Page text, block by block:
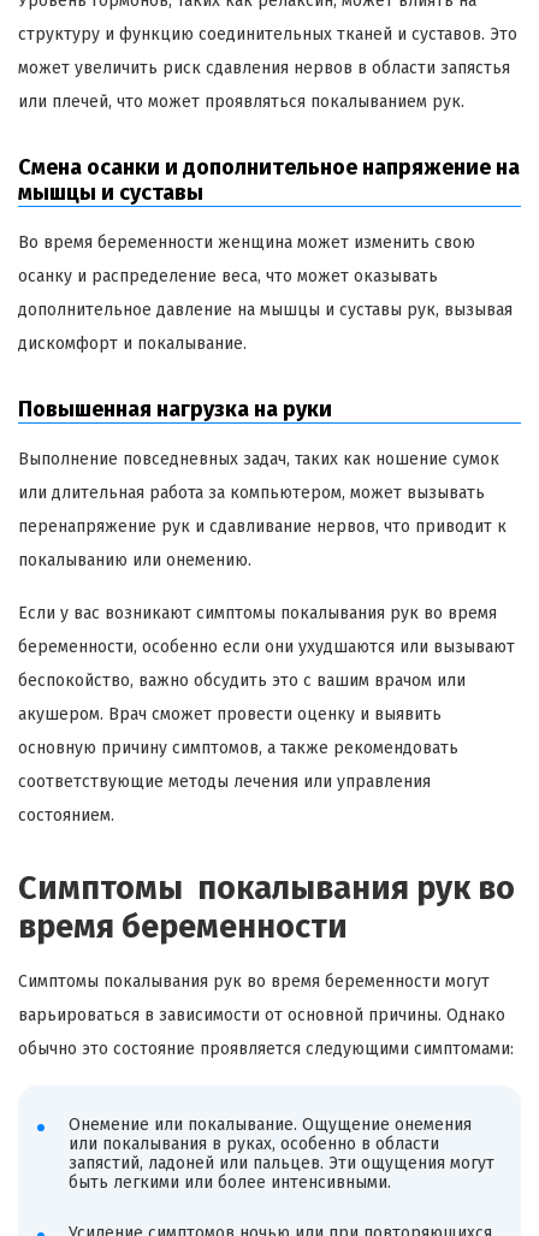
структуру и функцию соединительных тканей и суставов. Это
может увеличить риск сдавления нервов в области запястья
или плечей, что может проявляться покалыванием рук.
Смена осанки и дополнительное напряжение на
мышцы и суставы
Во время беременности женщина может изменить свою
осанку и распределение веса, что может оказывать
дополнительное давление на мышцы и суставы рук, вызывая
дискомфорт и покалывание.
Повышенная нагрузка на руки
Выполнение повседневных задач, таких как ношение сумок
или длительная работа за компьютером, может вызывать
перенапряжение рук и сдавливание нервов, что приводит к
покалыванию или онемению.
Если у вас возникают симптомы покалывания рук во время
беременности, особенно если они ухудшаются или вызывают
беспокойство, важно обсудить это с вашим врачом или
акушером. Врач сможет провести оценку и выявить
основную причину симптомов, а также рекомендовать
соответствующие методы лечения или управления
состоянием.
Симптомы покалывания рук во
время беременности
Симптомы покалывания рук во время беременности могут
варьироваться в зависимости от основной причины. Однако
обычно это состояние проявляется следующими симптомами:
Онемение или покалывание. Ощущение онемения
или покалывания в руках, особенно в области
запястий, ладоней или пальцев. Эти ощущения могут
быть легкими или более интенсивными.